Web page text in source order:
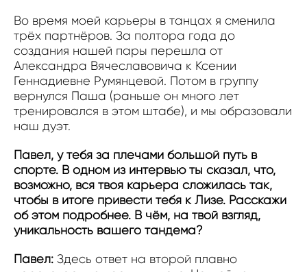
Во время моей карьеры в танцах я сменила
трёх партнёров. За полтора года до
создания нашей пары перешла от
Александра Вячеславовича к Ксении
Геннадиевне Румянцевой. Потом в группу
вернулся Паша (раньше он много лет
тренировался в этом штабе), и мы образовали
наш дуэт.
Павел, у тебя за плечами большой путь в
спорте. В одном из интервью ты сказал, что,
возможно, вся твоя карьера сложилась так,
чтобы в итоге привести тебя к Лизе. Расскажи
об этом подробнее. В чём, на твой взгляд,
уникальность вашего тандема?
Павел: Здесь ответ на второй плавно